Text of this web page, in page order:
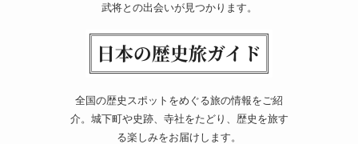
武将との出会いが見つかります。
全国の歴史スポットをめぐる旅の情報をご紹
介。城下町や史跡、寺社をたどり、歴史を旅す
る楽しみをお届けします。